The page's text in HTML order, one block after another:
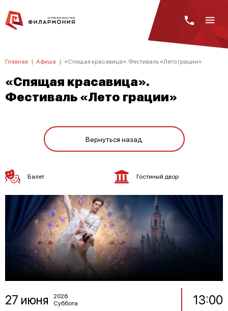
Главная | Афиша | «Спящая красавица». Фестиваль «Лето грации»
«Спящая красавица».
Фестиваль «Лето грации»
Вернуться назад
27 июня
2026
Суббота
13:00
Балет Гостиный двор